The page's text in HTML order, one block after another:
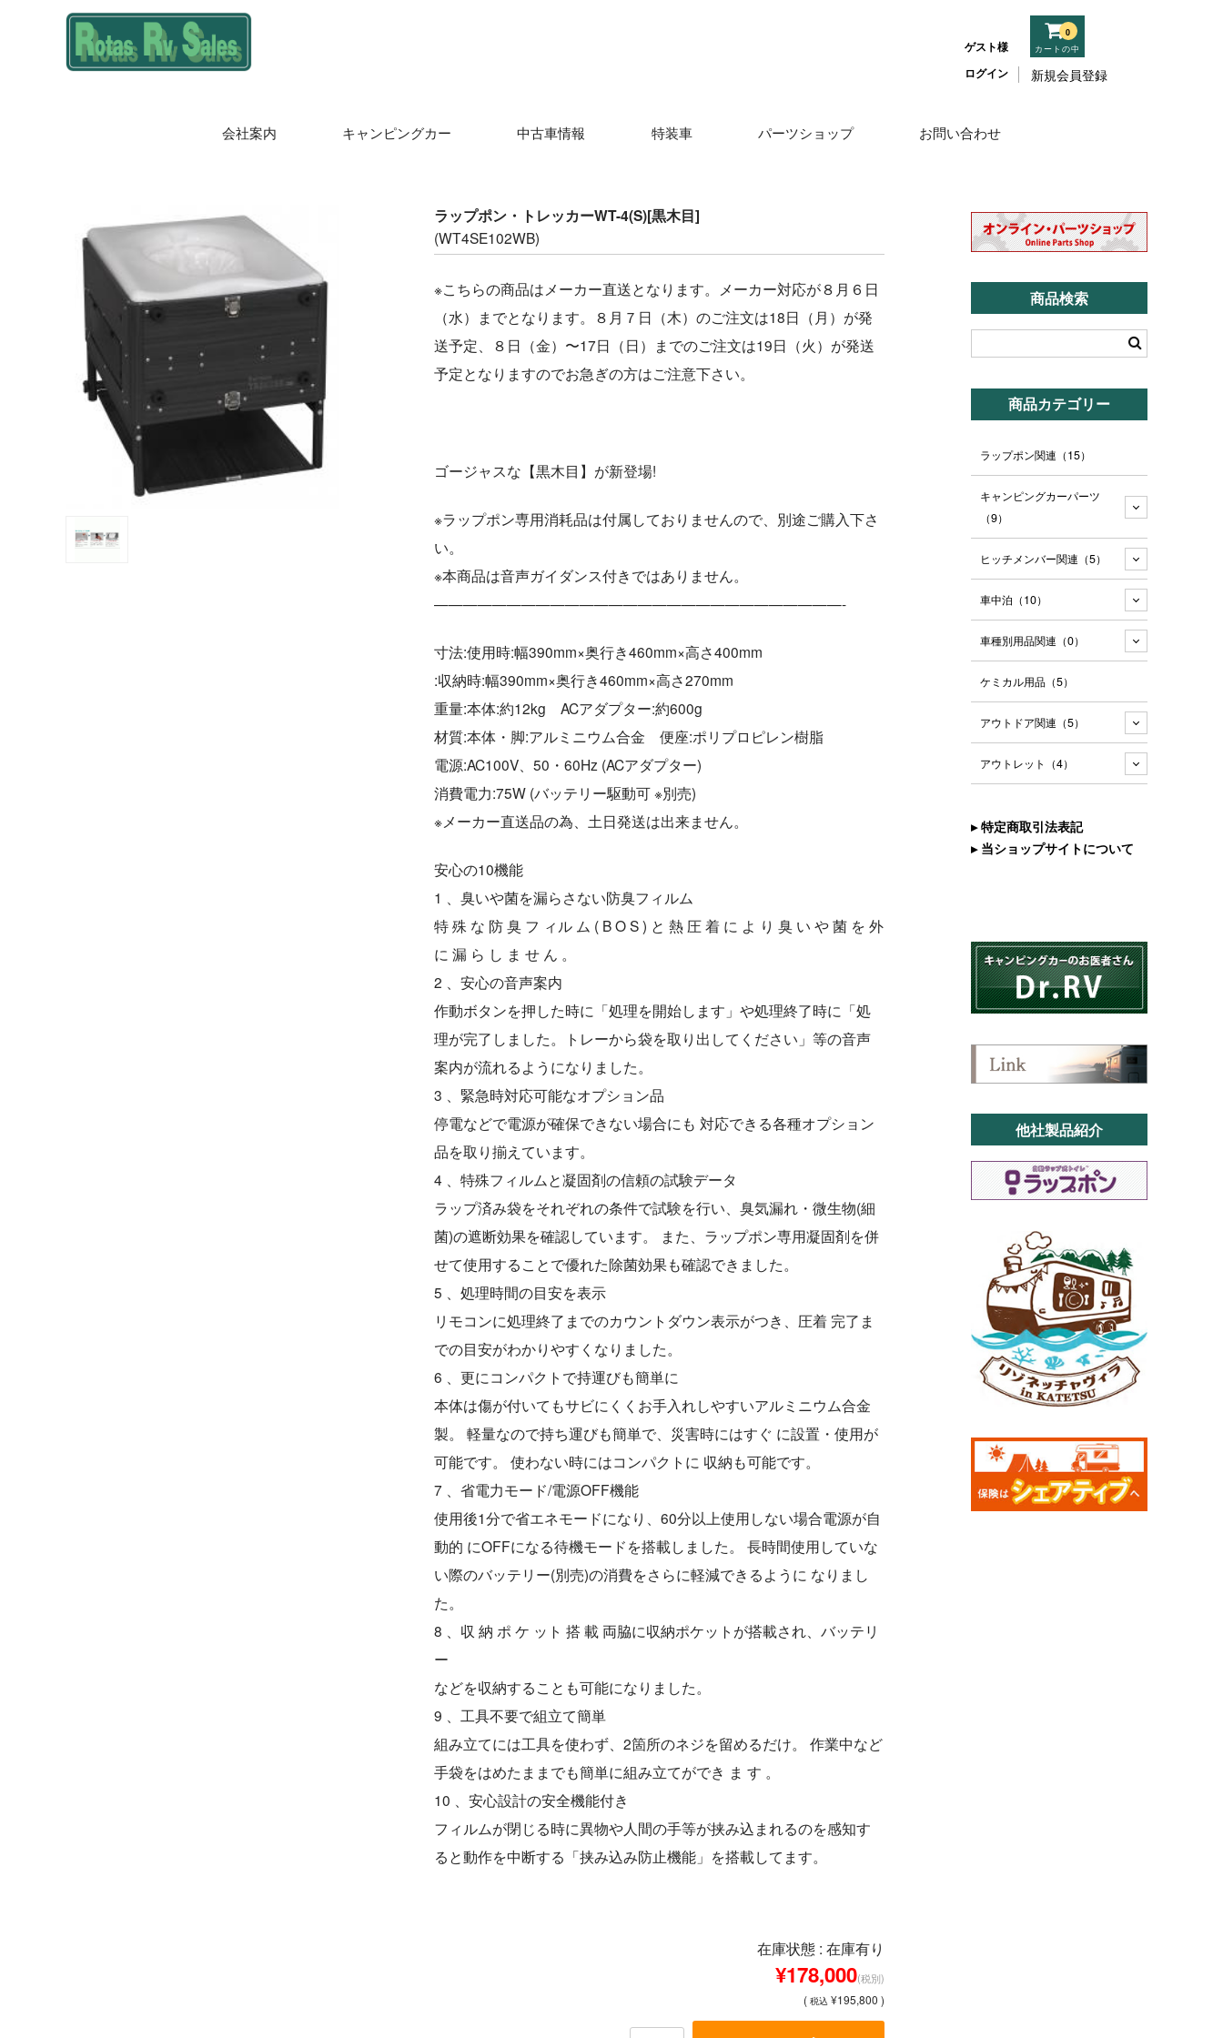
ゲスト様 カートの中
0
ログイン 新規会員登録
会社案内 キャンピングカー 中古車情報 特装車 パーツショップ お問い合わせ
ラップポン・トレッカーWT-4(S)[黒木目]
(WT4SE102WB)
※こちらの商品はメーカー直送となります。メーカー対応が８月６日
（水）までとなります。
８月７日（木）のご注文は18日（月）が発
送予定、８日（金）〜17日（日）までのご注文は19日（火）が発送
予定となりますのでお急ぎの方はご注意下さい。
ゴージャスな【黒木目】が新登場!
※ラップポン専用消耗品は付属しておりませんので、別途ご購入下さ
い。
※本商品は音声ガイダンス付きではありません。
————————————————————————————-
寸法:使用時:幅390mm×奥行き460mm×高さ400mm
:収納時:幅390mm×奥行き460mm×高さ270mm
重量:本体:約12kg ACアダプター:約600g
材質:本体・脚:アルミニウム合金 便座:ポリプロピレン樹脂
電源:AC100V、50・60Hz (ACアダプター)
消費電力:75W (バッテリー駆動可 ※別売)
※メーカー直送品の為、土日発送は出来ません。
安心の10機能
1 、臭いや菌を漏らさない防臭フィルム
特 殊 な 防 臭 フ ィル ム ( B O S ) と 熱 圧 着 に よ り 臭 い や 菌 を 外
に 漏 ら し ま せ ん 。
2 、安心の音声案内
作動ボタンを押した時に「処理を開始します」や処理終了時に「処
理が完了しました。トレーから袋を取り出してください」等の音声
案内が流れるようになりました。
3 、緊急時対応可能なオプション品
停電などで電源が確保できない場合にも 対応できる各種オプション
品を取り揃えています。
4 、特殊フィルムと凝固剤の信頼の試験データ
ラップ済み袋をそれぞれの条件で試験を行い、臭気漏れ・微生物(細
菌)の遮断効果を確認しています。 また、ラップポン専用凝固剤を併
せて使用することで優れた除菌効果も確認できました。
5 、処理時間の目安を表示
リモコンに処理終了までのカウントダウン表示がつき、圧着 完了ま
での目安がわかりやすくなりました。
6 、更にコンパクトで持運びも簡単に
本体は傷が付いてもサビにくくお手入れしやすいアルミニウム合金
製。 軽量なので持ち運びも簡単で、災害時にはすぐ に設置・使用が
可能です。 使わない時にはコンパクトに 収納も可能です。
7 、省電力モード/電源OFF機能
使用後1分で省エネモードになり、60分以上使用しない場合電源が自
動的 にOFFになる待機モードを搭載しました。 長時間使用していな
い際のバッテリー(別売)の消費をさらに軽減できるように なりまし
た。
8 、収 納 ポ ケ ット 搭 載 両脇に収納ポケットが搭載され、バッテリ
ー
などを収納することも可能になりました。
9 、工具不要で組立て簡単
組み立てには工具を使わず、2箇所のネジを留めるだけ。 作業中など
手袋をはめたままでも簡単に組み立てができ ま す 。
10 、安心設計の安全機能付き
フィルムが閉じる時に異物や人間の手等が挟み込まれるのを感知す
ると動作を中断する「挟み込み防止機能」を搭載してます。
在庫状態 : 在庫有り
¥178,000(税別)
( 税込 ¥195,800 )
商品検索
商品カテゴリー
ラップポン関連 （15）
キャンピングカーパーツ
（9）
ヒッチメンバー関連 （5）
車中泊 （10）
車種別用品関連 （0）
ケミカル用品 （5）
アウトドア関連 （5）
アウトレット （4）
▸ 特定商取引法表記
▸ 当ショップサイトについて
他社製品紹介